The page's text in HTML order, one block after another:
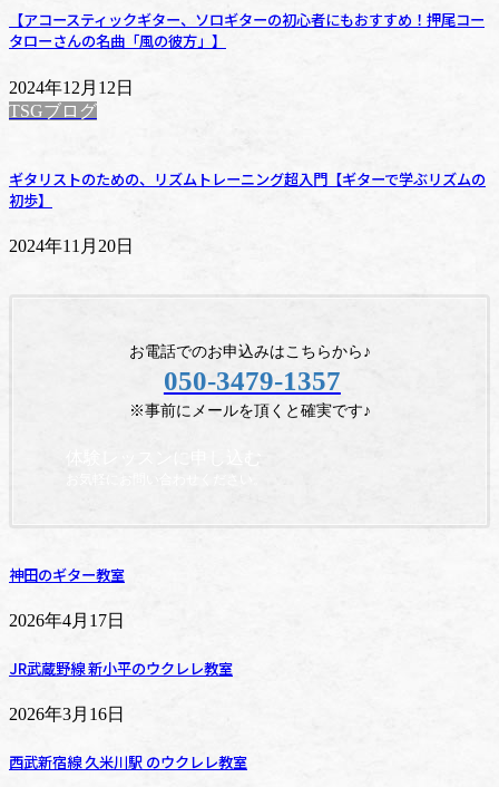
【アコースティックギター、ソロギターの初心者にもおすすめ！押尾コー
タローさんの名曲「風の彼方」】
2024年12月12日
TSGブログ
ギタリストのための、リズムトレーニング超入門【ギターで学ぶリズムの
初歩】
2024年11月20日
お電話でのお申込みはこちらから♪
050-3479-1357
※事前にメールを頂くと確実です♪
神田のギター教室
2026年4月17日
JR武蔵野線 新小平のウクレレ教室
2026年3月16日
西武新宿線 久米川駅 のウクレレ教室